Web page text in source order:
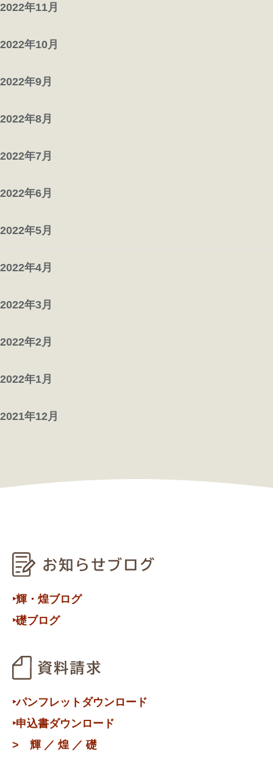
2022年11月
2022年10月
2022年9月
2022年8月
2022年7月
2022年6月
2022年5月
2022年4月
2022年3月
2022年2月
2022年1月
2021年12月
‣輝・煌ブログ
‣礎ブログ
‣パンフレットダウンロード
‣申込書ダウンロード
> 輝 ／ 煌／ 礎